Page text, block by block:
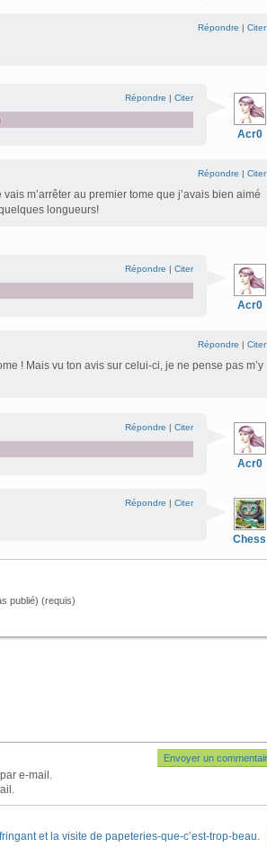
Répondre | Citer
Acr0
Répondre | Citer
Répondre | Citer
m’arrêter au premier tome que j’avais bien aimé
longueurs!
Acr0
Répondre | Citer
Répondre | Citer
! Mais vu ton avis sur celui-ci, je ne pense pas m’y
Acr0
Répondre | Citer
Chess
Répondre | Citer
publié) (requis)
e-mail.
et la visite de papeteries-que-c’est-trop-beau.